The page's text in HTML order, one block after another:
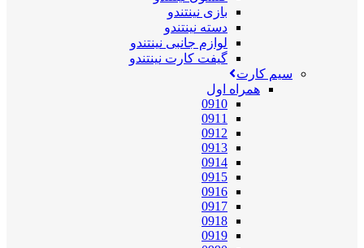
بازی نینتندو
دسته نینتندو
لوازم جانبی نینتندو
گیفت کارت نینتندو
سیم کارت
همراه اول
0910
0911
0912
0913
0914
0915
0916
0917
0918
0919